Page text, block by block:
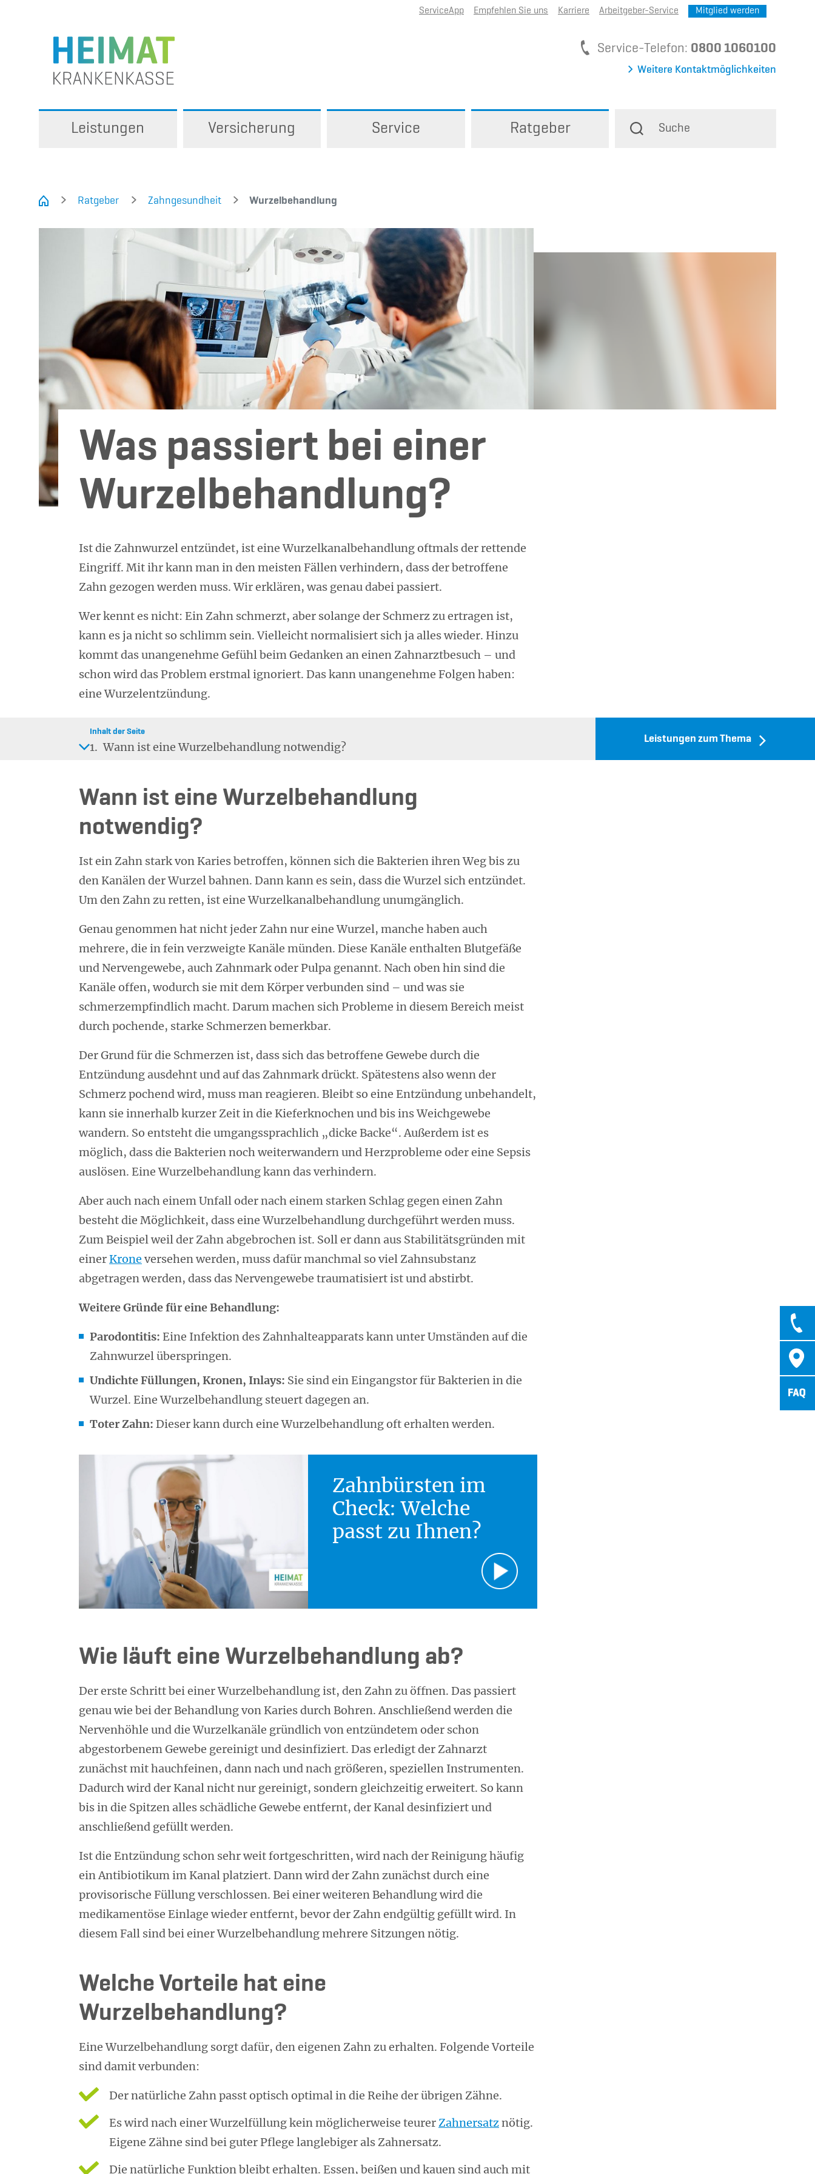
ServiceApp Empfehlen Sie uns Karriere Arbeitgeber-Service Mitglied werden
Service-Telefon: Service-Telefon
0800 1060100
Weitere Kontaktmöglichkeiten
Leistungen Versicherung Service Ratgeber Suche
Ratgeber Zahngesundheit Wurzelbehandlung
Was passiert bei einer
Wurzelbehandlung?
Ist die Zahnwurzel entzündet, ist eine Wurzelkanalbehandlung oftmals der rettende
Eingriff. Mit ihr kann man in den meisten Fällen verhindern, dass der betroffene
Zahn gezogen werden muss. Wir erklären, was genau dabei passiert.
Wer kennt es nicht: Ein Zahn schmerzt, aber solange der Schmerz zu ertragen ist,
kann es ja nicht so schlimm sein. Vielleicht normalisiert sich ja alles wieder. Hinzu
kommt das unangenehme Gefühl beim Gedanken an einen Zahnarztbesuch – und
schon wird das Problem erstmal ignoriert. Das kann unangenehme Folgen haben:
eine Wurzelentzündung.
Inhalt der Seite
1. Wann ist eine Wurzelbehandlung notwendig?
Leistungen zum Thema
Wann ist eine Wurzelbehandlung
notwendig?
Ist ein Zahn stark von Karies betroffen, können sich die Bakterien ihren Weg bis zu
den Kanälen der Wurzel bahnen. Dann kann es sein, dass die Wurzel sich entzündet.
Um den Zahn zu retten, ist eine Wurzelkanalbehandlung unumgänglich.
Genau genommen hat nicht jeder Zahn nur eine Wurzel, manche haben auch
mehrere, die in fein verzweigte Kanäle münden. Diese Kanäle enthalten Blutgefäße
und Nervengewebe, auch Zahnmark oder Pulpa genannt. Nach oben hin sind die
Kanäle offen, wodurch sie mit dem Körper verbunden sind – und was sie
schmerzempfindlich macht. Darum machen sich Probleme in diesem Bereich meist
durch pochende, starke Schmerzen bemerkbar.
Der Grund für die Schmerzen ist, dass sich das betroffene Gewebe durch die
Entzündung ausdehnt und auf das Zahnmark drückt. Spätestens also wenn der
Schmerz pochend wird, muss man reagieren. Bleibt so eine Entzündung unbehandelt,
kann sie innerhalb kurzer Zeit in die Kieferknochen und bis ins Weichgewebe
wandern. So entsteht die umgangssprachlich „dicke Backe“. Außerdem ist es
möglich, dass die Bakterien noch weiterwandern und Herzprobleme oder eine Sepsis
auslösen. Eine Wurzelbehandlung kann das verhindern.
Aber auch nach einem Unfall oder nach einem starken Schlag gegen einen Zahn
besteht die Möglichkeit, dass eine Wurzelbehandlung durchgeführt werden muss.
Zum Beispiel weil der Zahn abgebrochen ist. Soll er dann aus Stabilitätsgründen mit
einerKrone versehen werden, muss dafür manchmal so viel Zahnsubstanz
abgetragen werden, dass das Nervengewebe traumatisiert ist und abstirbt.
Weitere Gründe für eine Behandlung:
Parodontitis: Eine Infektion des Zahnhalteapparats kann unter Umständen auf die
Zahnwurzel überspringen.
Undichte Füllungen, Kronen, Inlays: Sie sind ein Eingangstor für Bakterien in die
Wurzel. Eine Wurzelbehandlung steuert dagegen an.
Toter Zahn: Dieser kann durch eine Wurzelbehandlung oft erhalten werden.
Zahnbürsten im
Check: Welche
passt zu Ihnen?
Wie läuft eine Wurzelbehandlung ab?
Der erste Schritt bei einer Wurzelbehandlung ist, den Zahn zu öffnen. Das passiert
genau wie bei der Behandlung von Karies durch Bohren. Anschließend werden die
Nervenhöhle und die Wurzelkanäle gründlich von entzündetem oder schon
abgestorbenem Gewebe gereinigt und desinfiziert. Das erledigt der Zahnarzt
zunächst mit hauchfeinen, dann nach und nach größeren, speziellen Instrumenten.
Dadurch wird der Kanal nicht nur gereinigt, sondern gleichzeitig erweitert. So kann
bis in die Spitzen alles schädliche Gewebe entfernt, der Kanal desinfiziert und
anschließend gefüllt werden.
Ist die Entzündung schon sehr weit fortgeschritten, wird nach der Reinigung häufig
ein Antibiotikum im Kanal platziert. Dann wird der Zahn zunächst durch eine
provisorische Füllung verschlossen. Bei einer weiteren Behandlung wird die
medikamentöse Einlage wieder entfernt, bevor der Zahn endgültig gefüllt wird. In
diesem Fall sind bei einer Wurzelbehandlung mehrere Sitzungen nötig.
Welche Vorteile hat eine
Wurzelbehandlung?
Eine Wurzelbehandlung sorgt dafür, den eigenen Zahn zu erhalten. Folgende Vorteile
sind damit verbunden:
Der natürliche Zahn passt optisch optimal in die Reihe der übrigen Zähne.
Es wird nach einer Wurzelfüllung kein möglicherweise teurerZahnersatznötig.
Eigene Zähne sind bei guter Pflege langlebiger als Zahnersatz.
Die natürliche Funktion bleibt erhalten. Essen, beißen und kauen sind auch mit